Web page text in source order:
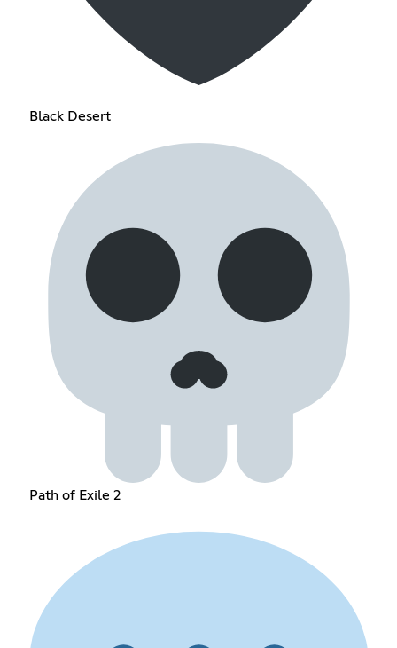
Black Desert
Path of Exile 2